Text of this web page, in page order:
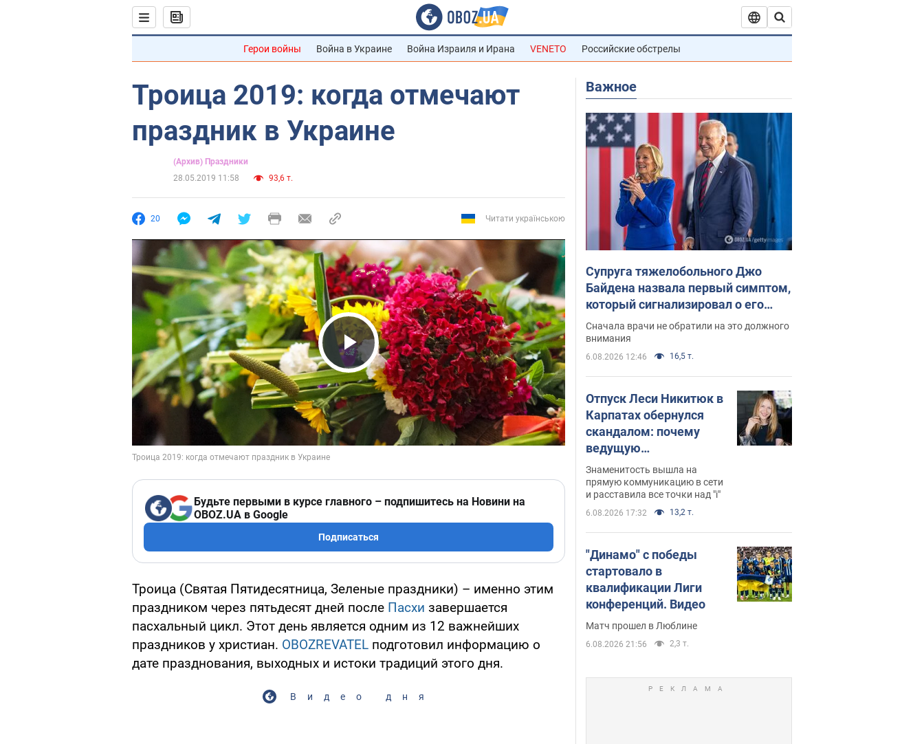
Герои войны Война в Украине Война Израиля и Ирана VENETO Российские обстрелы
Троица 2019: когда отмечают
праздник в Украине
(Архив) Праздники
28.05.2019 11:58
93,6 т.
20 Читати українською
Play Video
Будьте первыми в курсе главного – подпишитесь на Новини на
OBOZ.UA в Google
Подписаться
Троица (Святая Пятидесятница, Зеленые праздники) – именно этим
праздником через пятьдесят дней после Пасхи завершается
пасхальный цикл. Этот день является одним из 12 важнейших
праздников у христиан. OBOZREVATEL подготовил информацию о
дате празднования, выходных и истоки традиций этого дня.
Видео дня
Важное
Супруга тяжелобольного Джо
Байдена назвала первый симптом,
который сигнализировал о его
"агрессивном" раке
Сначала врачи не обратили на это должного
внимания
6.08.2026 12:46 16,5 т.
Отпуск Леси Никитюк в
Карпатах обернулся
скандалом: почему
ведущую
несправедливо
захейтили
Знаменитость вышла на
прямую коммуникацию в сети
и расставила все точки над "i"
6.08.2026 17:32 13,2 т.
"Динамо" с победы
стартовало в
квалификации Лиги
конференций. Видео
Матч прошел в Люблине
6.08.2026 21:56 2,3 т.